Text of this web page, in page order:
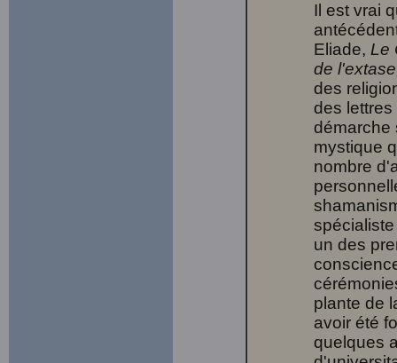
Il est vrai
Eliade, Le
de
des
des
démarche
mystique
nombre
un des
plante de
avoir été
quelques